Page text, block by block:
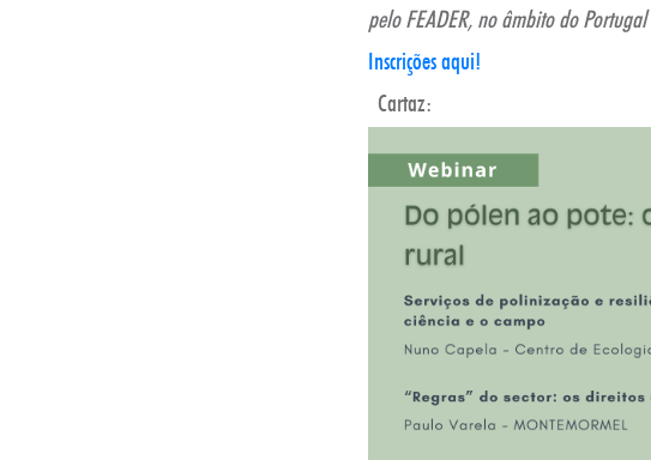
pelo FEADER, no âmbito do
Inscrições aqui!
Cartaz: